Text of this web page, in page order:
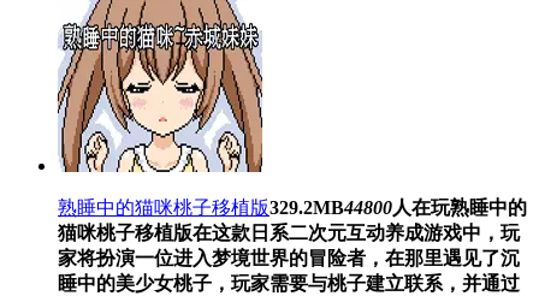
熟睡中的猫咪桃子移植版329.2MB44800人在玩熟睡中的
猫咪桃子移植版在这款日系二次元互动养成游戏中，玩
家将扮演一位进入梦境世界的冒险者，在那里遇见了沉
睡中的美少女桃子，玩家需要与桃子建立联系，并通过